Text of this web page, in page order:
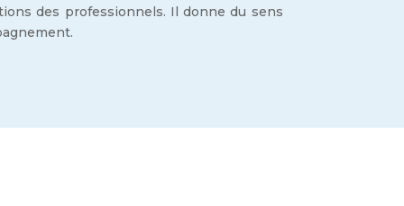
des professionnels. Il donne du sens